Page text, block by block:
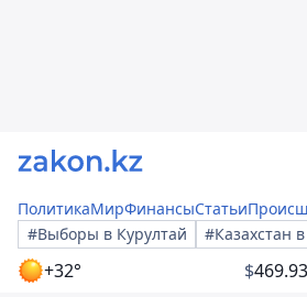
ПолитикаМирФинансыСтатьи
#Выборы в Курултай
#Казахстан
+32° $469.93